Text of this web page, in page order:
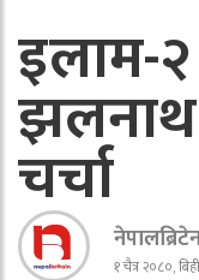
इलाम-२
चर्चा
१ चैत्र २०८०,